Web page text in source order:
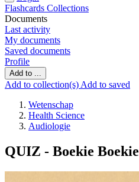
Flashcards Collections
Documents
Last activity
My documents
Saved documents
Profile
Add to ...
Add to collection(s) Add to saved
Wetenschap
Health Science
Audiologie
QUIZ - Boekie Boekie